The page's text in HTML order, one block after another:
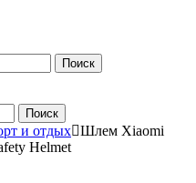
Поиск
Поиск
и отдых Шлем Xiaomi
Helmet